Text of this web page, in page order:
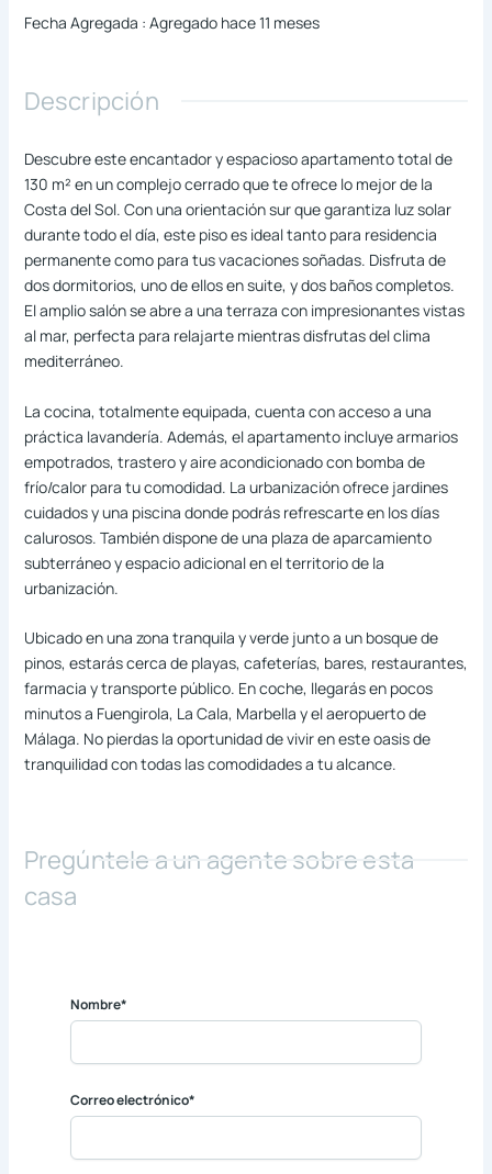
Fecha Agregada : Agregado hace 11 meses
Descripción
Descubre este encantador y espacioso apartamento total de
130 m² en un complejo cerrado que te ofrece lo mejor de la
Costa del Sol. Con una orientación sur que garantiza luz solar
durante todo el día, este piso es ideal tanto para residencia
permanente como para tus vacaciones soñadas. Disfruta de
dos dormitorios, uno de ellos en suite, y dos baños completos.
El amplio salón se abre a una terraza con impresionantes vistas
al mar, perfecta para relajarte mientras disfrutas del clima
mediterráneo.
La cocina, totalmente equipada, cuenta con acceso a una
práctica lavandería. Además, el apartamento incluye armarios
empotrados, trastero y aire acondicionado con bomba de
frío/calor para tu comodidad. La urbanización ofrece jardines
cuidados y una piscina donde podrás refrescarte en los días
calurosos. También dispone de una plaza de aparcamiento
subterráneo y espacio adicional en el territorio de la
urbanización.
Ubicado en una zona tranquila y verde junto a un bosque de
pinos, estarás cerca de playas, cafeterías, bares, restaurantes,
farmacia y transporte público. En coche, llegarás en pocos
minutos a Fuengirola, La Cala, Marbella y el aeropuerto de
Málaga. No pierdas la oportunidad de vivir en este oasis de
tranquilidad con todas las comodidades a tu alcance.
Pregúntele a un agente sobre esta
casa
Nombre*
Correo electrónico*